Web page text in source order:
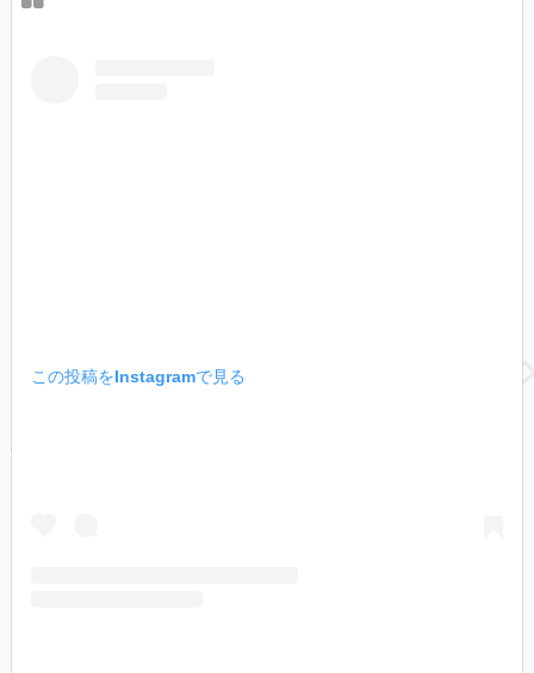
この投稿をInstagramで見る